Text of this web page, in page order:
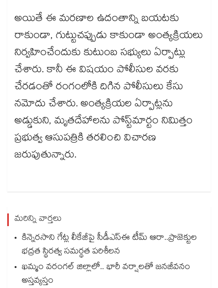
అయితే ఈ మరణాల ఉదంతాన్ని బయటకు
రాకుండా, గుట్టుచప్పుడు కాకుండా అంత్యక్రియలు
నిర్వహించేందుకు కుటుంబ సభ్యులు ఏర్పాట్లు
చేశారు. కానీ ఈ విషయం పోలీసుల వరకు
చేరడంతో రంగంలోకి దిగిన పోలీసులు కేసు
నమోదు చేశారు. అంత్యక్రియల ఏర్పాట్లను
అడ్డుకుని, మృతదేహాలను పోస్ట్‌మార్టం నిమిత్తం
ప్రభుత్వ ఆసుపత్రికి తరలించి విచారణ
జరుపుతున్నారు.
మరిన్ని వార్తలు
కిన్నెరసాని గేట్ల లీకేజీపై సీడీఎస్ఈ టీమ్ ఆరా..ప్రాజెక్టుల
భద్రత స్థిరత్వ సమర్థత పరిశీలన
ఖమ్మం వరంగల్ జిల్లాలో.. భారీ వర్షాలతో జనజీవనం
అస్తవ్యస్తం